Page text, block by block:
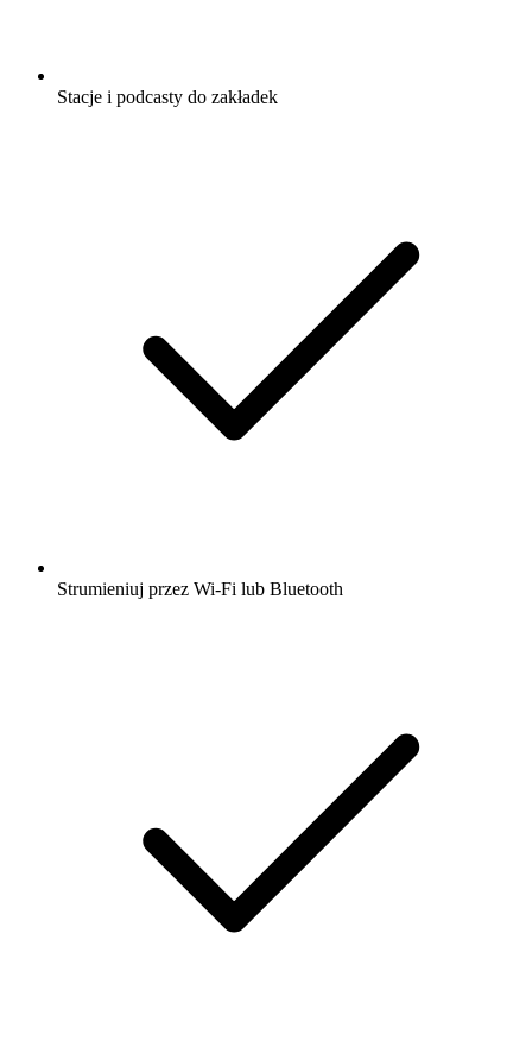
Stacje i podcasty do zakładek
Strumieniuj przez Wi-Fi lub Bluetooth